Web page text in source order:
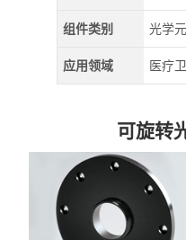
组件类别 光学
应用领域 医疗
可旋转